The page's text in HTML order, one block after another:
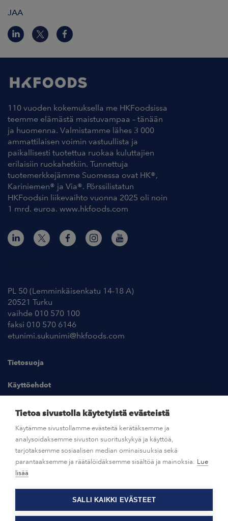
JAA
110 vuoden kokemuksella me HKFoodsissa
teemme elämästä maistuvampaa – tänään
ja huomenna. Valmistamme lähes 3 000
ammattilaisen voimin vastuullista ja
paikallisesti tuotettua ruokaa kuluttajien
erilaisiin ruokahetkiin. Tunnettuja
tuotemerkkejämme Suomessa ovat HK®,
Kariniemen® ja Via®. Pörssilistatun
HKFoodsin liikevaihto vuonna 2025 oli noin
1 mrd. euroa. www.hkfoods.com
PL 50 (Lemminkäisenkatu 14-18 A)
20521 Turku
vaihde 010 570 100
faksi 010 570 6146
etunimi.sukunimi@hkfoods.com
Tietosuoja
Käyttöehdot
Kuvapankki
UUTISHUONE
OTA YHTEYTTÄ
Tietoa sivustolla käytetyistä evästeistä
Käytämme sivustollamme evästeitä kerätäksemme ja
analysoidaksemme sivuston suorituskykyä ja käyttöä,
tarjotaksemme sosiaalisen median ominaisuuksia sekä
parantaaksemme ja räätälöidäksemme sisältöä ja mainoksia. Lue
lisää
SALLI KAIKKI EVÄSTEET